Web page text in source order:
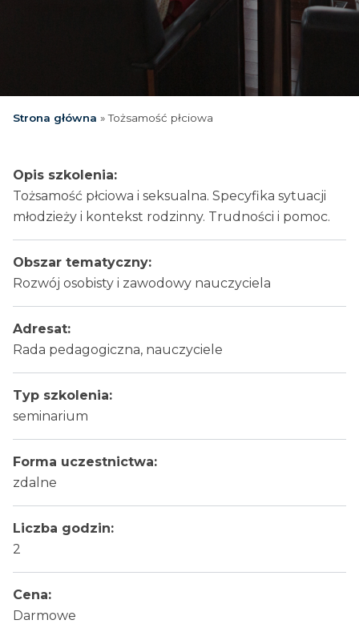
Strona główna » Tożsamość płciowa
Opis szkolenia:
Tożsamość płciowa i seksualna. Specyfika sytuacji
młodzieży i kontekst rodzinny. Trudności i pomoc.
Obszar tematyczny:
Rozwój osobisty i zawodowy nauczyciela
Adresat:
Rada pedagogiczna, nauczyciele
Typ szkolenia:
seminarium
Forma uczestnictwa:
zdalne
Liczba godzin:
2
Cena:
Darmowe